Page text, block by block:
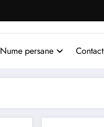
Nume persane Contact